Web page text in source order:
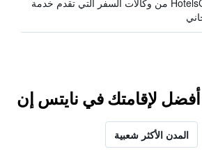
HotelsCombined من وكالات السفر التي تقدم خدمة
أفضل لإقامتك في نايتس إن
المدن الأكثر شعبية